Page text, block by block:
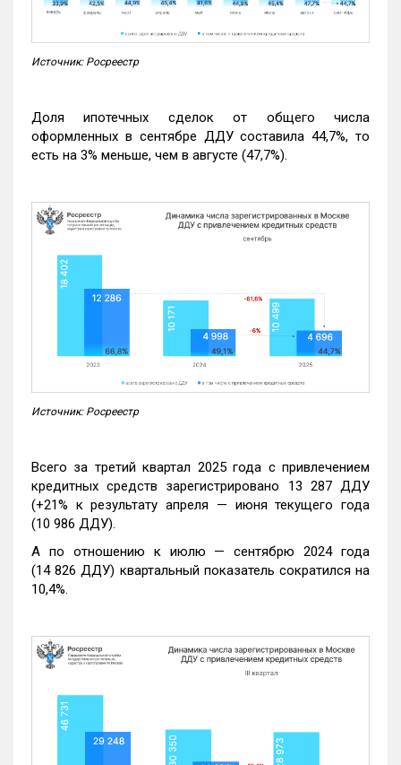
Источник: Росреестр
Доля ипотечных сделок от общего числа
оформленных в сентябре ДДУ составила 44,7%, то
есть на 3% меньше, чем в августе (47,7%).
Источник: Росреестр
Всего за третий квартал 2025 года с привлечением
кредитных средств зарегистрировано 13 287 ДДУ
(+21% к результату апреля — июня текущего года
(10 986 ДДУ).
А по отношению к июлю — сентябрю 2024 года
(14 826 ДДУ) квартальный показатель сократился на
10,4%.